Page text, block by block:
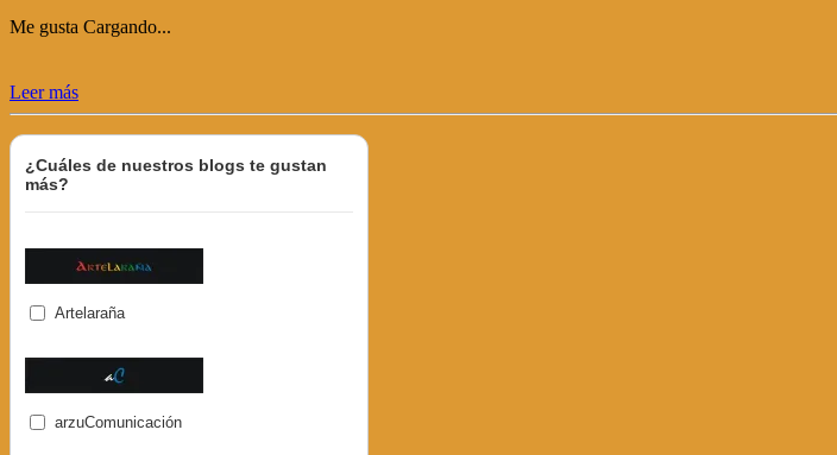
Me gusta Cargando...
Leer más
¿Cuáles de nuestros blogs te gustan
más?
Artelaraña
arzuComunicación